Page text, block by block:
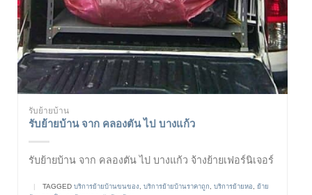
รับย้ายบ้าน
รับย้ายบ้าน จาก คลองตัน ไป บางแก้ว
รับย้ายบ้าน จาก คลองตัน ไป บางแก้ว จ้างย้ายเฟอร์นิเจอร์
| TAGGED บริการย้ายบ้านขนของ บริการย้ายบ้านราคาถูก บริการย้ายหอ
ย้าย